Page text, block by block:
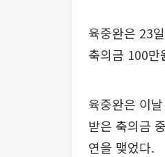
육중완은 23
축의금 100만
육중완은 이
받은 축의금
연을 맺었다.